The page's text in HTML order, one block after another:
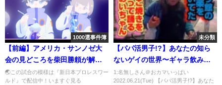
1000選事件簿
【前編】アメリカ・サンノゼ大
会の見どころを柴田勝頼が解説
❗️【NJPWWORLD NOW!】
🌏この試合の模様は『新日本プロレスワー
ルド』で配信中​​！いますぐ見る
未分類
【パパ活男子!?】あなたの知ら
ないゲイの世界〜ギャラ飲み男
子編〜【業界の裏側】
1:名無しさん＠おカマいっぱい
2022.06.21(Tue) 【パパ活男子!?】あなた